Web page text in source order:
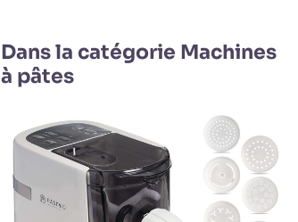
Dans la catégorie Machines
à pâtes